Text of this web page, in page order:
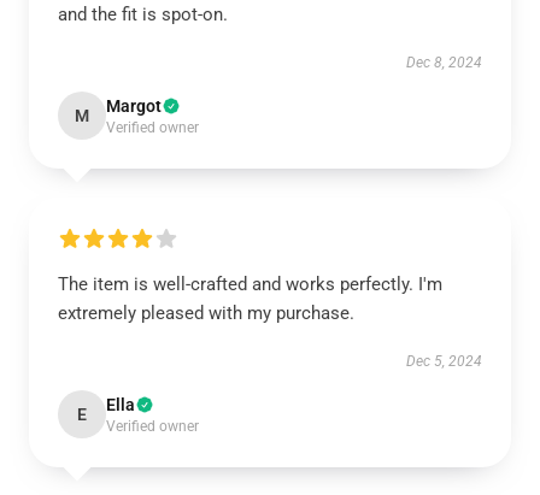
and the fit is spot-on.
Dec 8, 2024
M Margot
Verified owner
The item is well-crafted and works perfectly. I'm
extremely pleased with my purchase.
Dec 5, 2024
E Ella
Verified owner